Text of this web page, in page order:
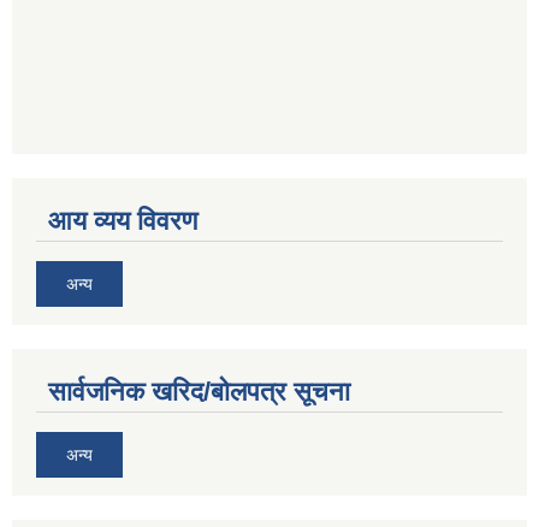
आय व्यय विवरण
अन्य
सार्वजनिक खरिद/बोलपत्र सूचना
अन्य